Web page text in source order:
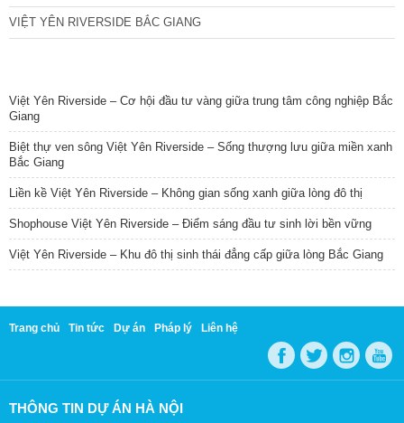
VIỆT YÊN RIVERSIDE BẮC GIANG
Việt Yên Riverside – Cơ hội đầu tư vàng giữa trung tâm công nghiệp Bắc
Giang
Biệt thự ven sông Việt Yên Riverside – Sống thượng lưu giữa miền xanh
Bắc Giang
Liền kề Việt Yên Riverside – Không gian sống xanh giữa lòng đô thị
Shophouse Việt Yên Riverside – Điểm sáng đầu tư sinh lời bền vững
Việt Yên Riverside – Khu đô thị sinh thái đẳng cấp giữa lòng Bắc Giang
Trang chủ Tin tức Dự án Pháp lý Liên hệ
THÔNG TIN DỰ ÁN HÀ NỘI